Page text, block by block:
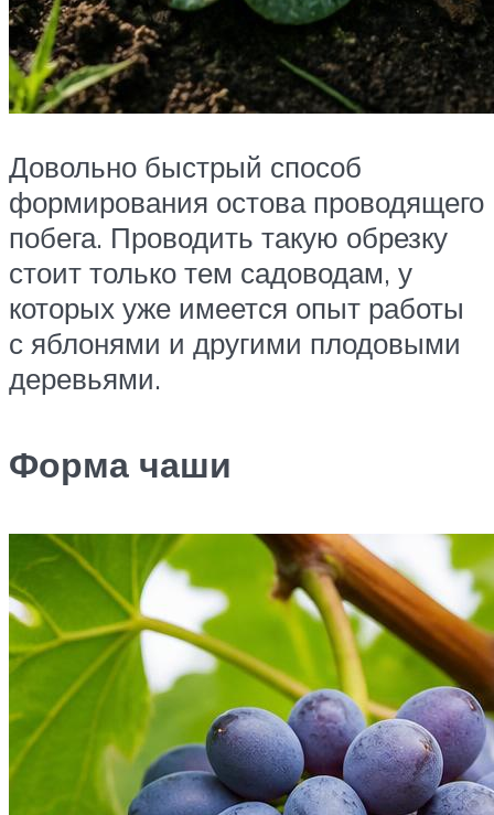
Довольно быстрый способ
формирования остова проводящего
побега. Проводить такую обрезку
стоит только тем садоводам, у
которых уже имеется опыт работы
с яблонями и другими плодовыми
деревьями.
Форма чаши